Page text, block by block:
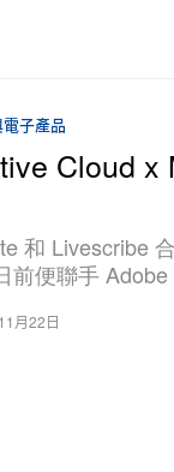
子產品
Cloud x
和 Livescribe
前便聯手 Adobe
月22日